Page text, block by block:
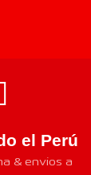
el Perú
& envios a